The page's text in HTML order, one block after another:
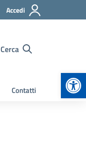
Accedi
Cerca
Contatti